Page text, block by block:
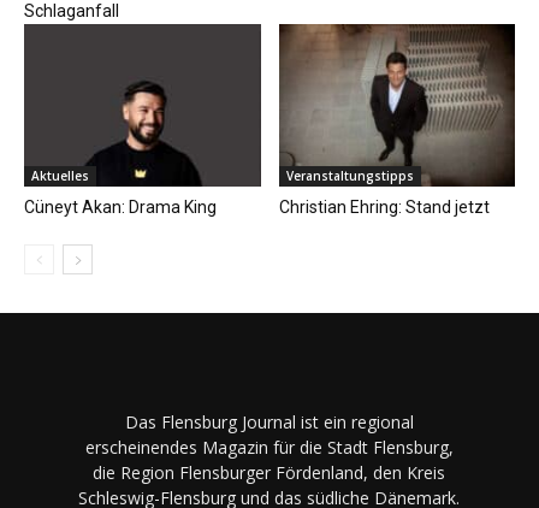
Schlaganfall
Aktuelles
Cüneyt Akan: Drama King
Veranstaltungstipps
Christian Ehring: Stand jetzt
Das Flensburg Journal ist ein regional
erscheinendes Magazin für die Stadt Flensburg,
die Region Flensburger Fördenland, den Kreis
Schleswig-Flensburg und das südliche Dänemark.